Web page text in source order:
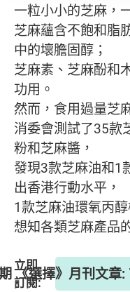
一粒小小的芝麻，
芝麻蘊含不飽和脂
中的壞膽固醇；
芝麻素、芝麻酚和
功用。
然而，食用過量芝
消委會測試了35款
粉和芝麻醬，
發現3款芝麻油和1
出香港行動水平，
1款芝麻油環氧丙
想知各類芝麻產品
立即
訂閱:
《選擇》月刊文章